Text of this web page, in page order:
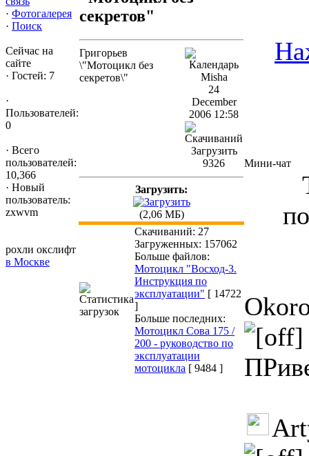
· Фотогалерея
· Поиск
Сейчас на
сайте
· Гостей: 7
·
Пользователей:
0
· Всего
пользователей:
10,366
· Новый
пользователь:
zxwvm
рохли окслифт
в Москве
секретов"
Григорьев
\"Мотоцикл без
секретов\"
Misha
24
December
2006 12:58
Загрузить
9326
Загрузить:
(2,06 МБ)
Скачиваний: 27
Загруженных: 157062
Больше файлов:
Мотоцикл "Восход-3.
Инструкция по
эксплуатации" [ 14722
]
Больше последних:
Мотоцикл Сова 175 /
200 - руководство по
эксплуатации
мотоцикла [ 9484 ]
Мини-чат